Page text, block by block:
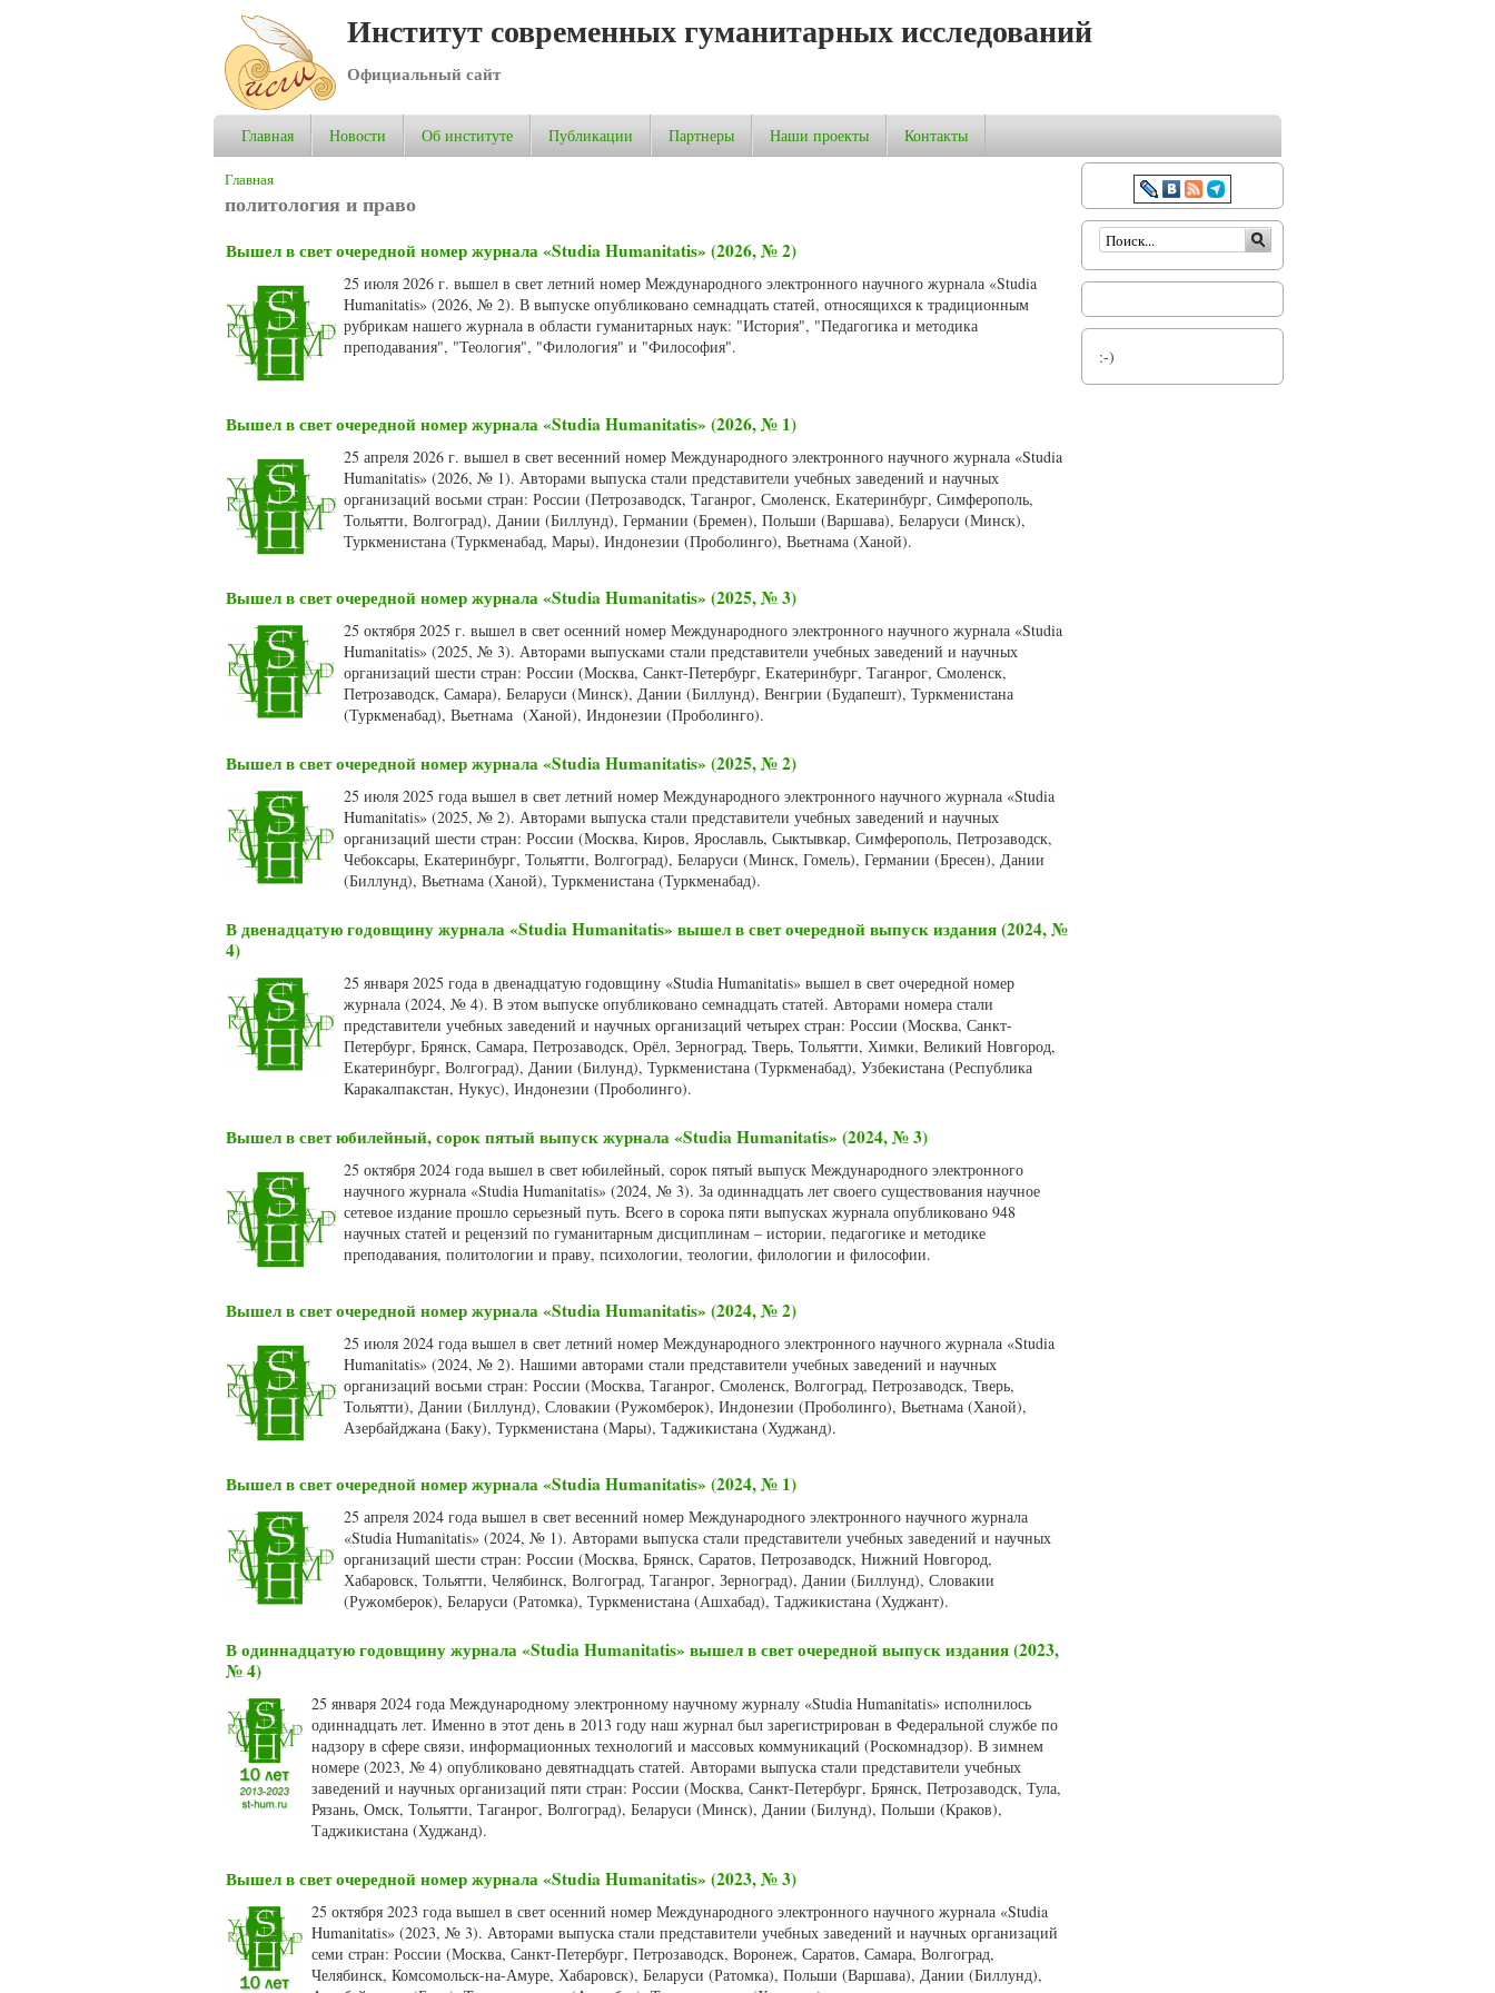
Институт современных гуманитарных исследований
Официальный сайт
Главная Новости Об институте Публикации Партнеры Наши проекты Контакты
Вы здесь
Главная
политология и право
Вышел в свет очередной номер журнала «Studia Humanitatis» (2026, № 2)
25 июля 2026 г. вышел в свет летний номер Международного электронного научного журнала «Studia
Humanitatis» (2026, № 2). В выпуске опубликовано семнадцать статей, относящихся к традиционным
рубрикам нашего журнала в области гуманитарных наук: "История", "Педагогика и методика
преподавания", "Теология", "Филология" и "Философия".
Вышел в свет очередной номер журнала «Studia Humanitatis» (2026, № 1)
25 апреля 2026 г. вышел в свет весенний номер Международного электронного научного журнала «Studia
Humanitatis» (2026, № 1). Авторами выпуска стали представители учебных заведений и научных
организаций восьми стран: России (Петрозаводск, Таганрог, Смоленск, Екатеринбург, Симферополь,
Тольятти, Волгоград), Дании (Биллунд), Германии (Бремен), Польши (Варшава), Беларуси (Минск),
Туркменистана (Туркменабад, Мары), Индонезии (Проболинго), Вьетнама (Ханой).
Вышел в свет очередной номер журнала «Studia Humanitatis» (2025, № 3)
25 октября 2025 г. вышел в свет осенний номер Международного электронного научного журнала «Studia
Humanitatis» (2025, № 3). Авторами выпусками стали представители учебных заведений и научных
организаций шести стран: России (Москва, Санкт-Петербург, Екатеринбург, Таганрог, Смоленск,
Петрозаводск, Самара), Беларуси (Минск), Дании (Биллунд), Венгрии (Будапешт), Туркменистана
(Туркменабад), Вьетнама (Ханой), Индонезии (Проболинго).
Вышел в свет очередной номер журнала «Studia Humanitatis» (2025, № 2)
25 июля 2025 года вышел в свет летний номер Международного электронного научного журнала «Studia
Humanitatis» (2025, № 2). Авторами выпуска стали представители учебных заведений и научных
организаций шести стран: России (Москва, Киров, Ярославль, Сыктывкар, Симферополь, Петрозаводск,
Чебоксары, Екатеринбург, Тольятти, Волгоград), Беларуси (Минск, Гомель), Германии (Бресен), Дании
(Биллунд), Вьетнама (Ханой), Туркменистана (Туркменабад).
В двенадцатую годовщину журнала «Studia Humanitatis» вышел в свет очередной выпуск издания (2024, №
4)
25 января 2025 года в двенадцатую годовщину «Studia Humanitatis» вышел в свет очередной номер
журнала (2024, № 4). В этом выпуске опубликовано семнадцать статей. Авторами номера стали
представители учебных заведений и научных организаций четырех стран: России (Москва, Санкт-
Петербург, Брянск, Самара, Петрозаводск, Орёл, Зерноград, Тверь, Тольятти, Химки, Великий Новгород,
Екатеринбург, Волгоград), Дании (Билунд), Туркменистана (Туркменабад), Узбекистана (Республика
Каракалпакстан, Нукус), Индонезии (Проболинго).
Вышел в свет юбилейный, сорок пятый выпуск журнала «Studia Humanitatis» (2024, № 3)
25 октября 2024 года вышел в свет юбилейный, сорок пятый выпуск Международного электронного
научного журнала «Studia Humanitatis» (2024, № 3). За одиннадцать лет своего существования научное
сетевое издание прошло серьезный путь. Всего в сорока пяти выпусках журнала опубликовано 948
научных статей и рецензий по гуманитарным дисциплинам – истории, педагогике и методике
преподавания, политологии и праву, психологии, теологии, филологии и философии.
Вышел в свет очередной номер журнала «Studia Humanitatis» (2024, № 2)
25 июля 2024 года вышел в свет летний номер Международного электронного научного журнала «Studia
Humanitatis» (2024, № 2). Нашими авторами стали представители учебных заведений и научных
организаций восьми стран: России (Москва, Таганрог, Смоленск, Волгоград, Петрозаводск, Тверь,
Тольятти), Дании (Биллунд), Словакии (Ружомберок), Индонезии (Проболинго), Вьетнама (Ханой),
Азербайджана (Баку), Туркменистана (Мары), Таджикистана (Худжанд).
Вышел в свет очередной номер журнала «Studia Humanitatis» (2024, № 1)
25 апреля 2024 года вышел в свет весенний номер Международного электронного научного журнала
«Studia Humanitatis» (2024, № 1). Авторами выпуска стали представители учебных заведений и научных
организаций шести стран: России (Москва, Брянск, Саратов, Петрозаводск, Нижний Новгород,
Хабаровск, Тольятти, Челябинск, Волгоград, Таганрог, Зерноград), Дании (Биллунд), Словакии
(Ружомберок), Беларуси (Ратомка), Туркменистана (Ашхабад), Таджикистана (Худжант).
В одиннадцатую годовщину журнала «Studia Humanitatis» вышел в свет очередной выпуск издания (2023,
№ 4)
25 января 2024 года Международному электронному научному журналу «Studia Humanitatis» исполнилось
одиннадцать лет. Именно в этот день в 2013 году наш журнал был зарегистрирован в Федеральной службе по
надзору в сфере связи, информационных технологий и массовых коммуникаций (Роскомнадзор). В зимнем
номере (2023, № 4) опубликовано девятнадцать статей. Авторами выпуска стали представители учебных
заведений и научных организаций пяти стран: России (Москва, Санкт-Петербург, Брянск, Петрозаводск, Тула,
Рязань, Омск, Тольятти, Таганрог, Волгоград), Беларуси (Минск), Дании (Билунд), Польши (Краков),
Таджикистана (Худжанд).
Вышел в свет очередной номер журнала «Studia Humanitatis» (2023, № 3)
25 октября 2023 года вышел в свет осенний номер Международного электронного научного журнала «Studia
Humanitatis» (2023, № 3). Авторами выпуска стали представители учебных заведений и научных организаций
семи стран: России (Москва, Санкт-Петербург, Петрозаводск, Воронеж, Саратов, Самара, Волгоград,
Челябинск, Комсомольск-на-Амуре, Хабаровск), Беларуси (Ратомка), Польши (Варшава), Дании (Биллунд),
Форма поиска
:-)